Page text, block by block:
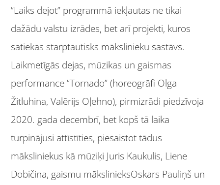
“Laiks dejot” programmā iekļautas ne tikai
dažādu valstu izrādes, bet arī projekti, kuros
satiekas starptautisks mākslinieku sastāvs.
Laikmetīgās dejas, mūzikas un gaismas
performance “Tornado” (horeogrāfi Olga
Žitluhina, Valērijs Oļehno), pirmizrādi piedzīvoja
2020. gada decembrī, bet kopš tā laika
turpinājusi attīstīties, piesaistot tādus
māksliniekus kā mūziķi Juris Kaukulis, Liene
Dobičina, gaismu mākslinieksOskars Pauliņš un